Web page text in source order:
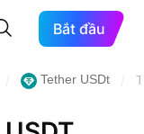
Bắt đầu
Tether USDt